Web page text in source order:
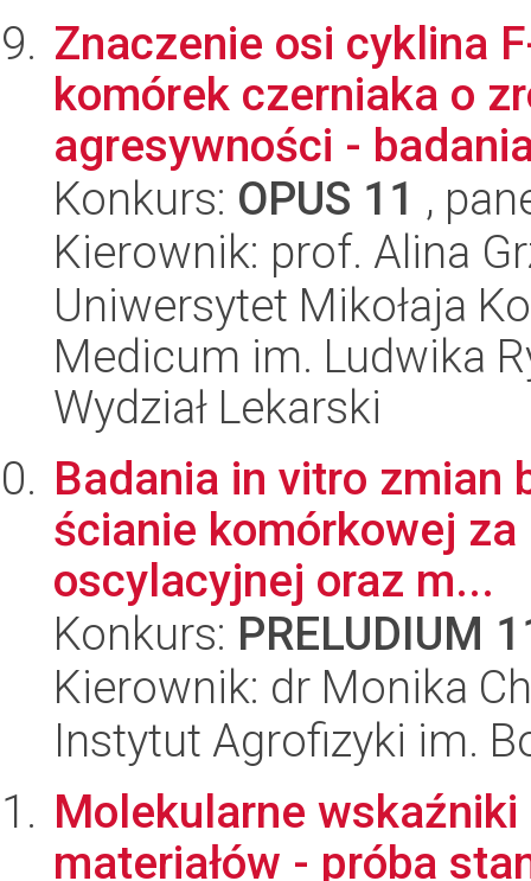
Znaczenie osi cyklina
komórek czerniaka o
agresywności -
Konkurs: OPUS 11 ,
Kierownik: prof. Alina
Uniwersytet Mikołaja
Medicum im. Ludwika
Wydział Lekarski
Badania in vitro zmian
ścianie komórkowej
oscylacyjnej oraz m...
Konkurs: PRELUDIUM
Kierownik: dr Monika
Instytut Agrofizyki im.
Molekularne
materiałów - próba